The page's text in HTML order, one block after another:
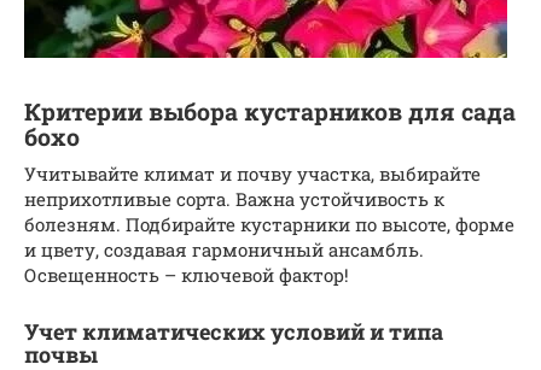
Критерии выбора кустарников для сада
бохо
Учитывайте климат и почву участка, выбирайте
неприхотливые сорта. Важна устойчивость к
болезням. Подбирайте кустарники по высоте, форме
и цвету, создавая гармоничный ансамбль.
Освещенность – ключевой фактор!
Учет климатических условий и типа
почвы